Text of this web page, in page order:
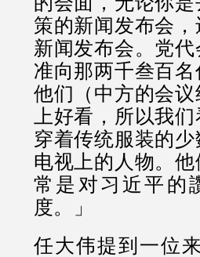
策的新闻发布会
新闻发布会。党
准向那两千叁百
他们（中方的会
上好看，所以我
穿着传统服装的
电视上的人物。
常是对习近平的
度。」
任大伟提到一位